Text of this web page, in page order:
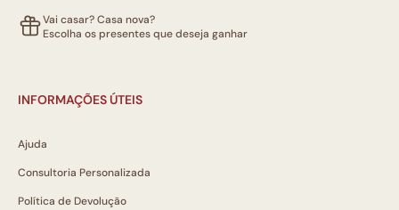
Vai casar? Casa nova?
Escolha os presentes que deseja ganhar
INFORMAÇÕES ÚTEIS
Ajuda
Consultoria Personalizada
Política de Devolução